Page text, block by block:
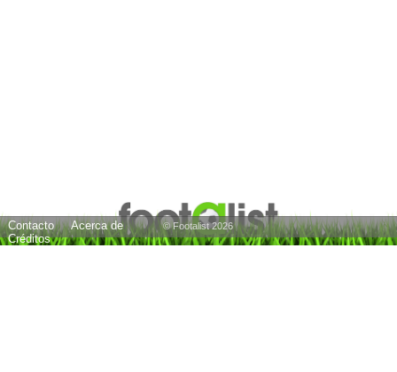
Contacto
Acerca de
Créditos
© Footalist 2026